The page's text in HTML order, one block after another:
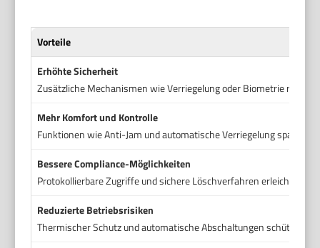
Vorteile
Erhöhte Sicherheit
Zusätzliche Mechanismen wie Verriegelung oder Biometrie
Mehr Komfort und Kontrolle
Funktionen wie Anti-Jam und automatische Verriegelung sparen
Bessere Compliance-Möglichkeiten
Protokollierbare Zugriffe und sichere Löschverfahren erleichtern
Reduzierte Betriebsrisiken
Thermischer Schutz und automatische Abschaltungen schützen